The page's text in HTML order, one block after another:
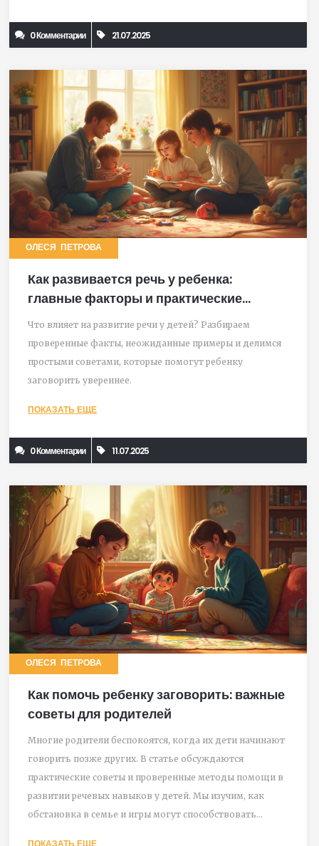
0 Комментарии 21.07.2025
ОЛЕСЯ ПЕТРОВА
Как развивается речь у ребенка:
главные факторы и практические
советы родителям
Что влияет на развитие речи у детей? Разбираем
проверенные факты, неожиданные примеры и делимся
простыми советами, которые помогут ребенку
заговорить увереннее.
ПОКАЗАТЬ ЕЩЕ
0 Комментарии 11.07.2025
ОЛЕСЯ ПЕТРОВА
Как помочь ребенку заговорить: важные
советы для родителей
Многие родители беспокоятся, когда их дети начинают
говорить позже других. В статье обсуждаются
практические советы и проверенные методы помощи в
развитии речевых навыков у детей. Мы изучим, как
обстановка в семье и игры могут способствовать